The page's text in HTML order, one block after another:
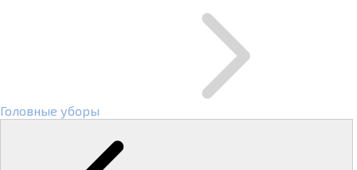
Головные уборы